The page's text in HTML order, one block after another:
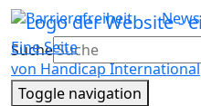
Barrierefreiheit News
Suche
Eine Seite
von Handicap International
Toggle navigation